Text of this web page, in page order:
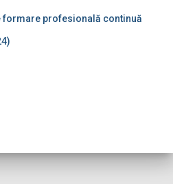
profesională continuă